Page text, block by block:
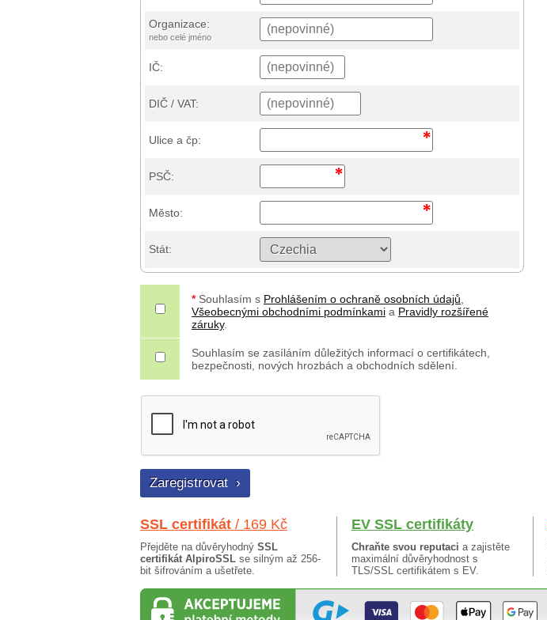
Organizace:
nebo celé jméno
IČ:
DIČ / VAT:
Ulice a čp:
PSČ:
Město:
Stát:
* Souhlasím s Prohlášením o ochraně osobních údajů
Všeobecnými obchodními podmínkami a Pravidly rozšířené
záruky.
Souhlasím se zasíláním důležitých informací o certifikátech,
bezpečnosti, nových hrozbách a obchodních sdělení.
SSL certifikát / 169 Kč
Přejděte na důvěryhodný SSL
certifikát AlpiroSSL se silným až 256-
bit šifrováním a ušetřete.
EV SSL certifikáty
Chraňte svou reputaci a zajistěte
maximální důvěryhodnost s
TLS/SSL certifikátem s EV.